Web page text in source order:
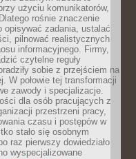
użyciu komunikatorów,
rośnie znaczenie
opisywać zadania, ustalać
pilnować realistycznych
informacyjnego. Firmy,
czytelne reguły
sobie z przejściem na
W połowie tej transformacji
zawody i specjalizacje.
dla osób pracujących z
przestrzeni pracy,
czasu i postępów w
stało się osobnym
raz pierwszy dowiedziało
wyspecjalizowane